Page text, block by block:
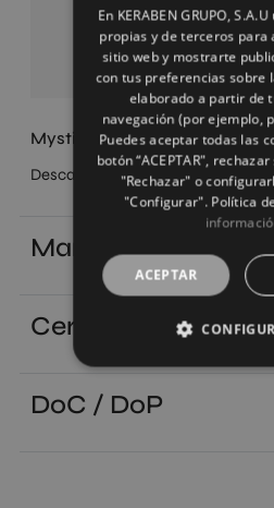
Mystic Collection
Descargar
Manuales
Certificados
DoC / DoP
En KERABEN GRUPO,
propias y de terceros para
sitio web y mostrarte
con tus preferencias sobre
elaborado a partir de
navegación (por ejemplo,
Puedes aceptar todas las
botón “ACEPTAR",
"Rechazar" o
"Configurar". Política
ACEPTAR